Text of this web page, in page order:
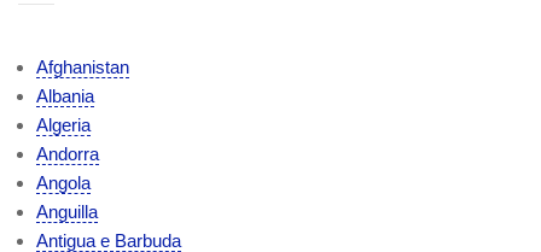
Afghanistan
Albania
Algeria
Andorra
Angola
Anguilla
Antigua e Barbuda